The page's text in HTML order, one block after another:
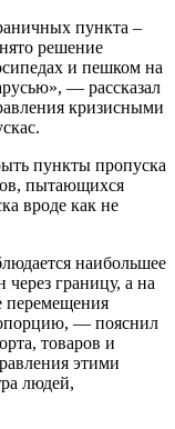
пункта –
решение
и пешком на
— рассказал
кризисными
пункты пропуска
пытающихся
вроде как не
наибольшее
границу, а на
перемещения
— пояснил
товаров и
этими
людей,